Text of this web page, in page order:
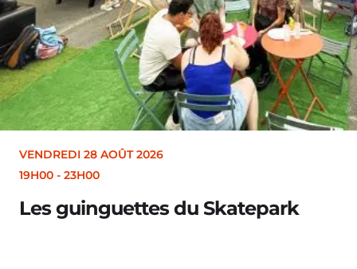
VENDREDI 28 AOÛT 2026
19H30
Merle [Un dernier soir d’été :